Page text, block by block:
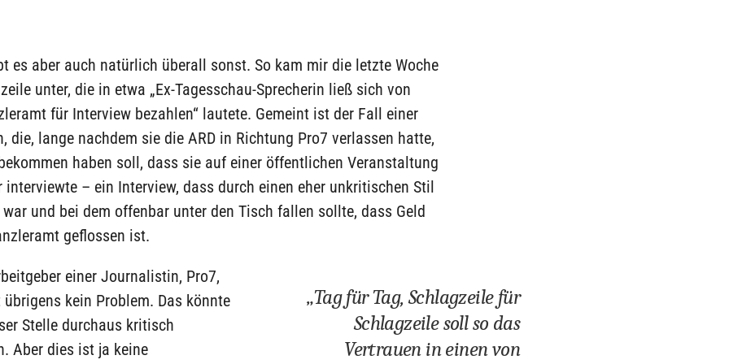
es aber auch natürlich überall sonst. So kam mir die letzte Woche
unter, die in etwa „Ex-Tagesschau-Sprecherin ließ sich von
für Interview bezahlen“ lautete. Gemeint ist der Fall einer
die, lange nachdem sie die ARD in Richtung Pro7 verlassen hatte,
haben soll, dass sie auf einer öffentlichen Veranstaltung
interviewte – ein Interview, dass durch einen eher unkritischen Stil
und bei dem offenbar unter den Tisch fallen sollte, dass Geld
geflossen ist.
„Tag für Tag, Schlagzeile für
Schlagzeile soll so das
Vertrauen in einen von
einer Journalistin, Pro7,
kein Problem. Das könnte
Stelle durchaus kritisch
Aber dies ist ja keine